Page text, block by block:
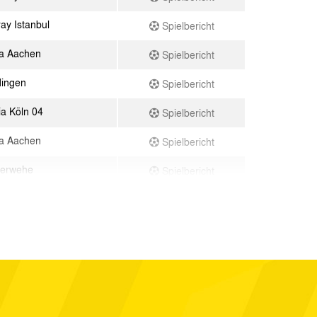
Istanbul
Spielbericht
Aachen
Spielbericht
Spielbericht
Köln 04
Spielbericht
Aachen
Spielbericht
Spielbericht